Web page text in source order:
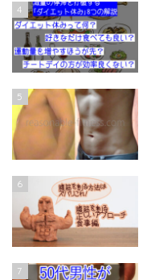
4
5
6
7